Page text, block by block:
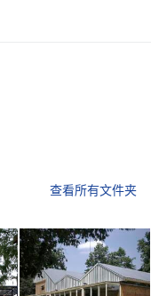
查看所有文件夹